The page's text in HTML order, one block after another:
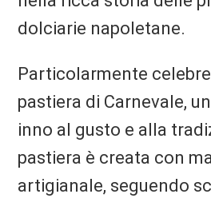
dolciarie napoletane.
Particolarmente
pastiera di Carnevale,
inno al gusto e alla
pastiera è creata con
artigianale, seguendo